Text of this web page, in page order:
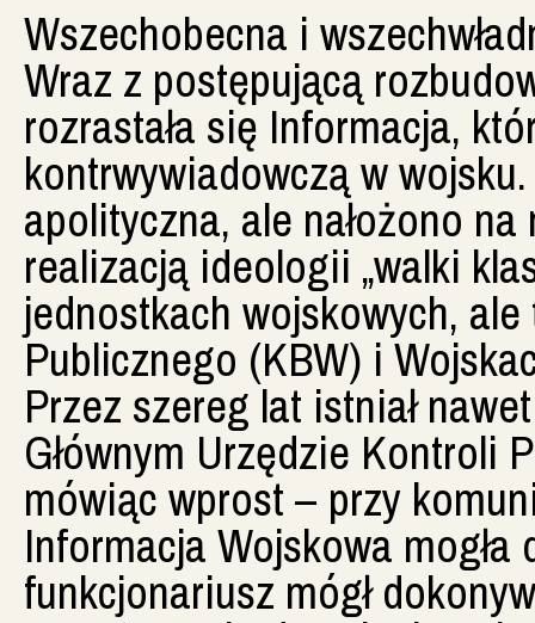
Wszechobecna i
Wraz z postępującą
rozrastała się Informacja,
kontrwywiadowczą w
apolityczna, ale nałożono
realizacją ideologii „walki
jednostkach wojskowych,
Publicznego (KBW) i
Przez szereg lat istniał
Głównym Urzędzie Kontroli
mówiąc wprost – przy
Informacja Wojskowa
funkcjonariusz mógł